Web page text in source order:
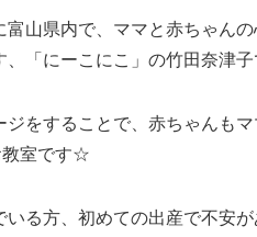
富山県内で、ママと赤ちゃん
、「にーこにこ」の竹田奈津子
ジをすることで、赤ちゃんも
教室です☆
いる方、初めての出産で不安